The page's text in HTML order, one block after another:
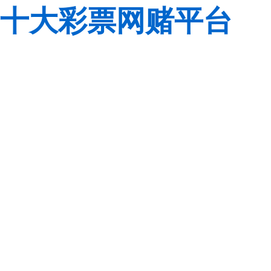
十大彩票网赌平台